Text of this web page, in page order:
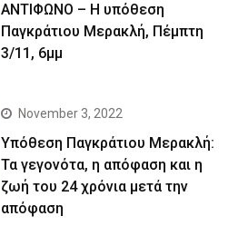
ΑΝΤΙΦΩΝΟ – Η υπόθεση
Παγκράτιου Μερακλή, Πέμπτη
3/11, 6μμ
November 3, 2022
Yπόθεση Παγκράτιου Μερακλή:
Τα γεγονότα, η απόφαση και η
ζωή του 24 χρόνια μετά την
απόφαση